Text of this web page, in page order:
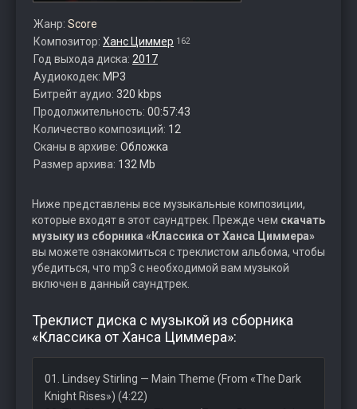
Жанр: Score
Композитор: Ханс Циммер 162
Год выхода диска: 2017
Аудиокодек: MP3
Битрейт аудио: 320 kbps
Продолжительность: 00:57:43
Количество композиций: 12
Сканы в архиве: Обложка
Размер архива: 132 Mb
Ниже представлены все музыкальные композиции,
которые входят в этот саундтрек. Прежде чем скачать
музыку из сборника «Классика от Ханса Циммера»
вы можете ознакомиться с треклистом альбома, чтобы
убедиться, что mp3 с необходимой вам музыкой
включен в данный саундтрек.
Треклист диска с музыкой из сборника
«Классика от Ханса Циммера»:
01. Lindsey Stirling — Main Theme (From «The Dark
Knight Rises») (4:22)